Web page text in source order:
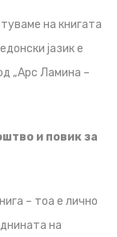
на книгата
јазик е
„Арс Ламина –
и повик за
– тоа е лично
на